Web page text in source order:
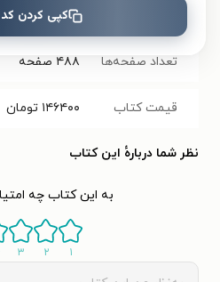
تعداد صفحه‌ها ۴۸۸ صفحه
قیمت کتاب ۱۴۶۴۰۰ تومان
نظر شما دربارهٔ این کتاب
به این کتاب چه
۱ ۲ ۳
کپی کردن